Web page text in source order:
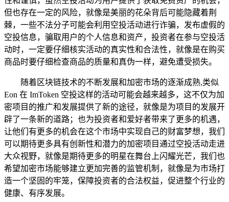
但也存在一定的风险，就像是美丽的花朵背后可能隐藏着荆
棘，一些不法分子可能会利用空投活动进行诈骗，发布虚假的
空投信息，骗取用户的个人信息和资产，投资者在参与空投活
动时，一定要仔细核实活动的真实性和合法性，就像是在购买
商品时要仔细检查商品的质量和真伪一样，避免遭受损失。
随着区块链技术的不断发展和加密市场的逐渐成熟,类似
Eon 在 ImToken 空投这样的活动可能会越来越多，这不仅为加
密项目的推广和发展提供了新的途径，就像是为项目的发展开
辟了一条新的道路；也为投资者和爱好者带来了更多的机遇，
让他们有更多的机会在这个市场中实现自己的财富梦想，我们
可以期待更多具有创新性和潜力的加密项目通过空投活动走进
大众视野，就像是期待更多的明星在舞台上闪耀光芒，我们也
希望加密市场能够建立更加完善的监管机制，就像是为市场打
造一个坚固的牢笼，保障投资者的合法权益，促进整个行业的
健康、有序发展。